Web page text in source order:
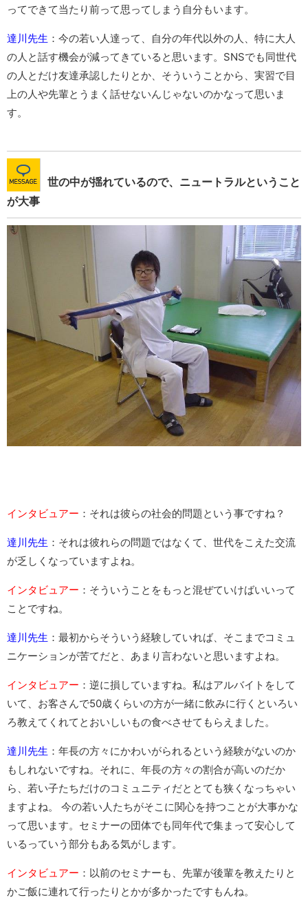
ってできて当たり前って思ってしまう自分もいます。
達川先生 ：今の若い人達って、自分の年代以外の人、特に大人
の人と話す機会が減ってきていると思います。SNSでも同世代
の人とだけ友達承認したりとか、そういうことから、実習で目
上の人や先輩とうまく話せないんじゃないのかなって思いま
す。
世の中が揺れているので、ニュートラルということ
が大事
インタビュアー ：それは彼らの社会的問題という事ですね？
達川先生 ：それは彼れらの問題ではなくて、世代をこえた交流
が乏しくなっていますよね。
インタビュアー ：そういうことをもっと混ぜていけばいいって
ことですね。
達川先生 ：最初からそういう経験していれば、そこまでコミュ
ニケーションが苦てだと、あまり言わないと思いますよね。
インタビュアー ：逆に損していますね。私はアルバイトをして
いて、お客さんで50歳くらいの方が一緒に飲みに行くといろい
ろ教えてくれてとおいしいもの食べさせてもらえました。
達川先生 ：年長の方々にかわいがられるという経験がないのか
もしれないですね。それに、年長の方々の割合が高いのだか
ら、若い子たちだけのコミュニティだととても狭くなっちゃい
ますよね。 今の若い人たちがそこに関心を持つことが大事かな
って思います。セミナーの団体でも同年代で集まって安心して
いるっていう部分もある気がします。
インタビュアー ：以前のセミナーも、先輩が後輩を教えたりと
かご飯に連れて行ったりとかが多かったですもんね。